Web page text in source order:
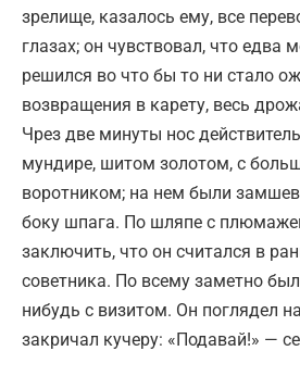
зрелище, казалось ему, все
глазах; он чувствовал, что едва
решился во что бы то ни стало
возвращения в карету, весь
Чрез две минуты нос
мундире, шитом золотом, с
воротником; на нем были
боку шпага. По шляпе с
заключить, что он считался в
советника. По всему заметно
нибудь с визитом. Он поглядел
закричал кучеру: «Подавай!» —